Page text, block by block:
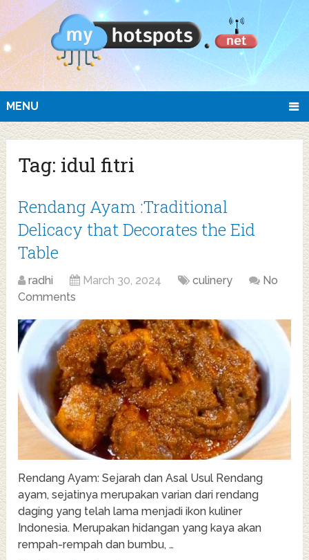
MENU
Tag: idul fitri
Rendang Ayam :Traditional
Delicacy that Decorates the Eid
Table
radhi March 30, 2024 culinery
No
Comments
Rendang Ayam: Sejarah dan Asal Usul Rendang
ayam, sejatinya merupakan varian dari rendang
daging yang telah lama menjadi ikon kuliner
Indonesia. Merupakan hidangan yang kaya akan
rempah-rempah dan bumbu, …